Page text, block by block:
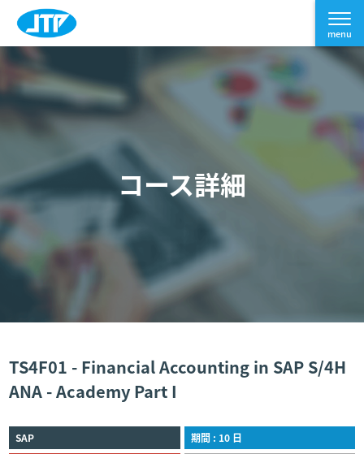
コース詳細
TS4F01 - Financial Accounting in SAP S/4H
ANA - Academy Part I
SAP
期間 : 10 日